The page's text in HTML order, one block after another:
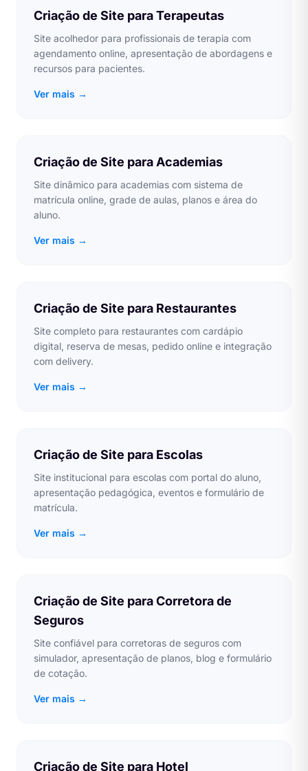
Criação de Site para Terapeutas
Site acolhedor para profissionais de terapia com
agendamento online, apresentação de abordagens e
recursos para pacientes.
Ver mais →
Criação de Site para Academias
Site dinâmico para academias com sistema de
matrícula online, grade de aulas, planos e área do
aluno.
Ver mais →
Criação de Site para Restaurantes
Site completo para restaurantes com cardápio
digital, reserva de mesas, pedido online e integração
com delivery.
Ver mais →
Criação de Site para Escolas
Site institucional para escolas com portal do aluno,
apresentação pedagógica, eventos e formulário de
matrícula.
Ver mais →
Criação de Site para Corretora de
Seguros
Site confiável para corretoras de seguros com
simulador, apresentação de planos, blog e formulário
de cotação.
Ver mais →
Criação de Site para Hotel